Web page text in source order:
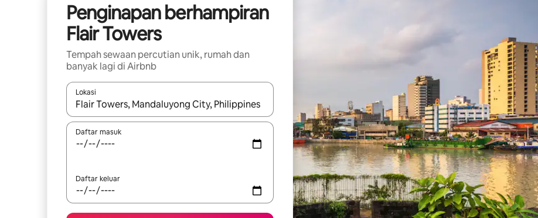
Penginapan berhampiran
Flair Towers
Tempah sewaan percutian unik, rumah dan
banyak lagi di Airbnb
Lokasi
Apabila hasil tersedia, navigasi dengan kekunci anak panah atas dan bawah atau teroka dengan sentuhan atau gerak leret.
Daftar masuk
Daftar keluar